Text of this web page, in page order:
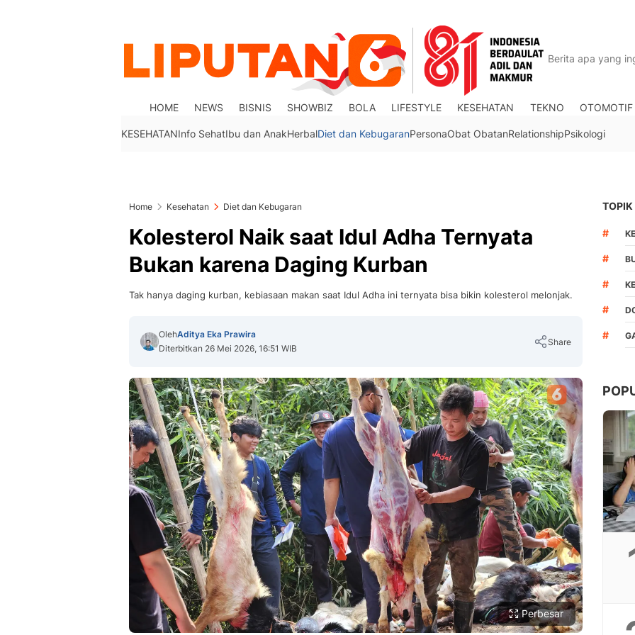
HOME NEWS BISNIS SHOWBIZ BOLA LIFESTYLE KESEHATAN TEKNO OTOMOTIF
KESEHATANInfo SehatIbu dan AnakHerbalDiet dan KebugaranPersonaObat ObatanRelationshipPsikologi
Home Kesehatan Diet dan Kebugaran
Kolesterol Naik saat Idul Adha Ternyata
Bukan karena Daging Kurban
Tak hanya daging kurban, kebiasaan makan saat Idul Adha ini ternyata bisa bikin kolesterol melonjak.
OlehAditya Eka Prawira
Diterbitkan 26 Mei 2026, 16:51 WIB
Share
Copy Link
Perbesar
TOPIK
#
#
#
#
#